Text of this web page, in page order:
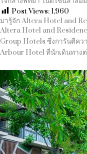
Post Views: 1,960
มารู้จัก Altera Hotel and
Altera Hotel and
Group Hotels ซึ่งการันตีค
Arbour Hotel ที่นักเดินทาง